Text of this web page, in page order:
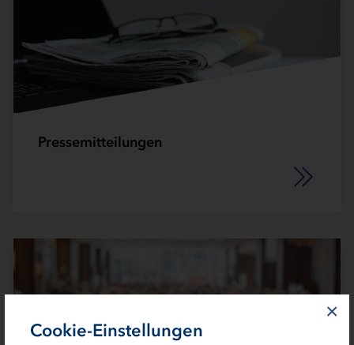
Cookie-Einstellungen
×
Pressemitteilungen